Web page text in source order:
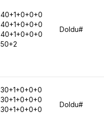
40+1+0+0+0
40+1+0+0+0
40+1+0+0+0
50+2
Doldu#
30+1+0+0+0
30+1+0+0+0
30+1+0+0+0
Doldu#